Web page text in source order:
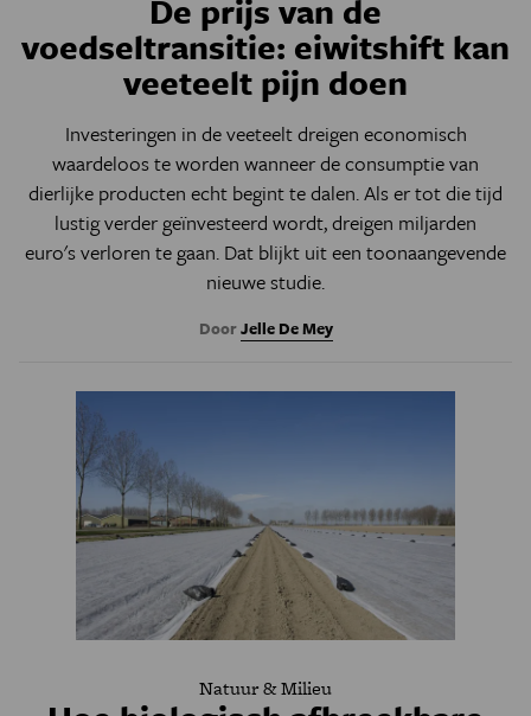
De prijs van de
voedseltransitie: eiwitshift kan
veeteelt pijn doen
Investeringen in de veeteelt dreigen economisch
waardeloos te worden wanneer de consumptie van
dierlijke producten echt begint te dalen. Als er tot die tijd
lustig verder geïnvesteerd wordt, dreigen miljarden
euro's verloren te gaan. Dat blijkt uit een toonaangevende
nieuwe studie.
DoorJelle De Mey
Natuur & Milieu